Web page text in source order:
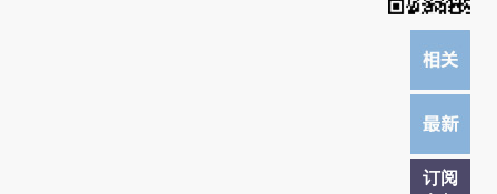
订阅